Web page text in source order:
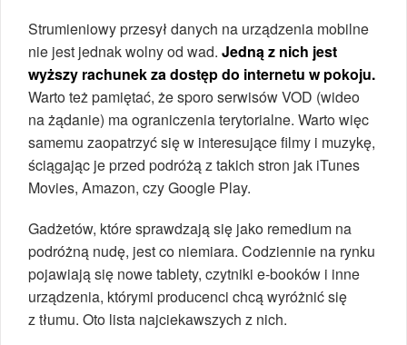
Strumieniowy przesył danych na urządzenia mobilne
nie jest jednak wolny od wad. Jedną z nich jest
wyższy rachunek za dostęp do internetu w pokoju.
Warto też pamiętać, że sporo serwisów VOD (wideo
na żądanie) ma ograniczenia terytorialne. Warto więc
samemu zaopatrzyć się w interesujące filmy i muzykę,
ściągając je przed podróżą z takich stron jak iTunes
Movies, Amazon, czy Google Play.
Gadżetów, które sprawdzają się jako remedium na
podróżną nudę, jest co niemiara. Codziennie na rynku
pojawiają się nowe tablety, czytniki e-booków i inne
urządzenia, którymi producenci chcą wyróżnić się
z tłumu. Oto lista najciekawszych z nich.